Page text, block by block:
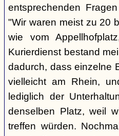
entsprechenden
"Wir waren meist zu 20
wie vom
Kurierdienst bestand
dadurch, dass einzelne
vielleicht am Rhein,
lediglich der
denselben Platz, weil
treffen würden.